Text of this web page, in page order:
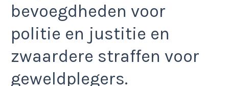
bevoegdheden voor
politie en justitie en
zwaardere straffen voor
geweldplegers.